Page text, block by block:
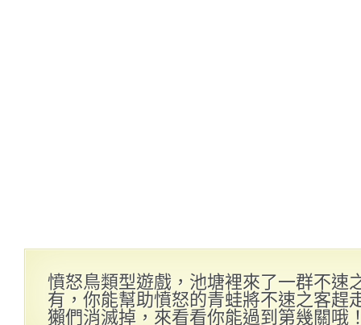
憤怒鳥類型遊戲，池塘裡來了一群不速
有，你能幫助憤怒的青蛙將不速之客趕
獺們消滅掉，來看看你能過到第幾關哦